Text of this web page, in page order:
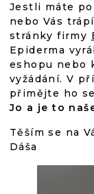
Jestli máte
nebo Vás
stránky firmy
Epiderma
eshopu nebo
vyžádání. V
přimějte ho
Jo a je to
Těším se na
Dáša